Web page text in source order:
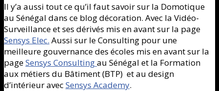
Il y’a aussi tout ce qu’il faut savoir sur la Domotique
au Sénégal dans ce blog décoration. Avec la Vidéo-
Surveillance et ses dérivés mis en avant sur la page
Sensys Elec. Aussi sur le Consulting pour une
meilleure gouvernance des écoles mis en avant sur la
pageSensys Consultingau Sénégal et la Formation
aux métiers du Bâtiment (BTP) et au design
d’intérieur avecSensys Academy.